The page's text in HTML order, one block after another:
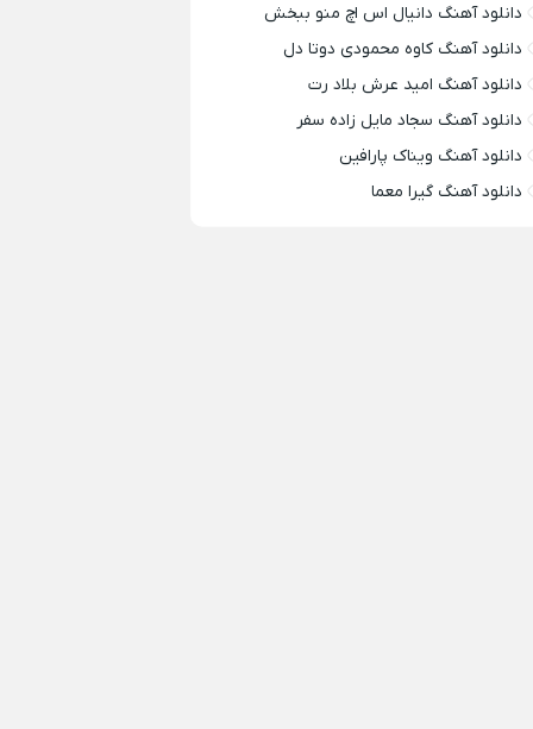
دانلود آهنگ دانیال اس اچ منو ببخش
دانلود آهنگ کاوه محمودی دوتا دل
دانلود آهنگ امید عرش بلاد رت
دانلود آهنگ سجاد مایل زاده سفر
دانلود آهنگ ویناک پارافین
دانلود آهنگ گیرا معما